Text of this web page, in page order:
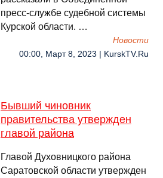
пресс-службе судебной системы
Курской области. …
Новости
00:00, Март 8, 2023 | KurskTV.Ru
Бывший чиновник
правительства утвержден
главой района
Главой Духовницкого района
Саратовской области утвержден